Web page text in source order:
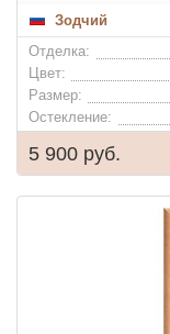
Зодчий
Отделка:
Цвет:
Размер:
Остекление:
5 900 руб.